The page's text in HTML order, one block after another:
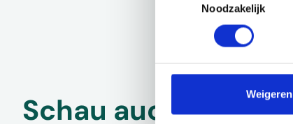
Noodzakelijk
Weigeren
Schau auch mal